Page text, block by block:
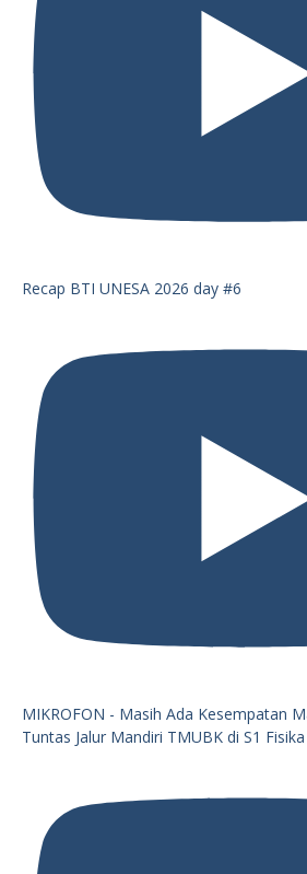
Recap BTI UNESA 2026 day #6
MIKROFON - Masih Ada Kesempatan
Tuntas Jalur Mandiri TMUBK di S1 Fisika